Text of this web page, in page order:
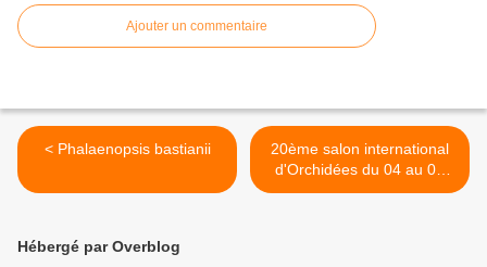
Ajouter un commentaire
< Phalaenopsis bastianii
20ème salon international
d'Orchidées du 04 au 06
février 2022 à Vergèze (30)
Hébergé par Overblog